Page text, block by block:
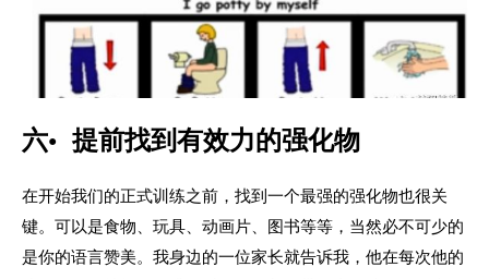
六• 提前找到有效力的强化物
在开始我们的正式训练之前，找到一个最强的强化物也很关
键。可以是食物、玩具、动画片、图书等等，当然必不可少的
是你的语言赞美。我身边的一位家长就告诉我，他在每次他的